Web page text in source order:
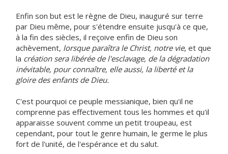
Enfin son but est le règne de Dieu, inauguré sur terre
par Dieu même, pour s'étendre ensuite jusqu'à ce que,
à la fin des siècles, il reçoive enfin de Dieu son
achèvement, lorsque paraîtra le Christ, notre vie, et que
la création sera libérée de l'esclavage, de la dégradation
inévitable, pour connaître, elle aussi, la liberté et la
gloire des enfants de Dieu.
C'est pourquoi ce peuple messianique, bien qu'il ne
comprenne pas effectivement tous les hommes et qu'il
apparaisse souvent comme un petit troupeau, est
cependant, pour tout le genre humain, le germe le plus
fort de l'unité, de l'espérance et du salut.